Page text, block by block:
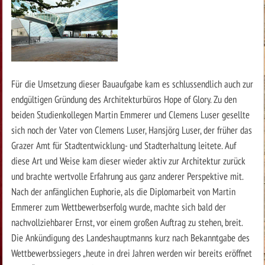
Für die Umsetzung dieser Bauaufgabe kam es schlussendlich auch zur
endgültigen Gründung des Architekturbüros Hope of Glory. Zu den
beiden Studienkollegen Martin Emmerer und Clemens Luser gesellte
sich noch der Vater von Clemens Luser, Hansjörg Luser, der früher das
Grazer Amt für Stadtentwicklung- und Stadterhaltung leitete. Auf
diese Art und Weise kam dieser wieder aktiv zur Architektur zurück
und brachte wertvolle Erfahrung aus ganz anderer Perspektive mit.
Nach der anfänglichen Euphorie, als die Diplomarbeit von Martin
Emmerer zum Wettbewerbserfolg wurde, machte sich bald der
nachvollziehbarer Ernst, vor einem großen Auftrag zu stehen, breit.
Die Ankündigung des Landeshauptmanns kurz nach Bekanntgabe des
Wettbewerbssiegers „heute in drei Jahren werden wir bereits eröffnet